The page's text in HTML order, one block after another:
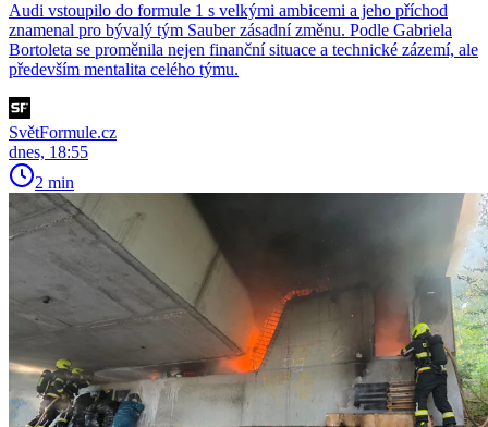
Audi vstoupilo do formule 1 s velkými ambicemi a jeho příchod
znamenal pro bývalý tým Sauber zásadní změnu. Podle Gabriela
Bortoleta se proměnila nejen finanční situace a technické zázemí, ale
především mentalita celého týmu.
SvětFormule.cz
dnes, 18:55
2 min